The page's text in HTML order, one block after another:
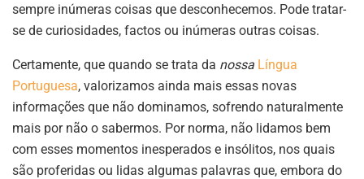
sempre inúmeras coisas que desconhecemos. Pode tratar-
se de curiosidades, factos ou inúmeras outras coisas.
Certamente, que quando se trata da nossa Língua
Portuguesa, valorizamos ainda mais essas novas
informações que não dominamos, sofrendo naturalmente
mais por não o sabermos. Por norma, não lidamos bem
com esses momentos inesperados e insólitos, nos quais
são proferidas ou lidas algumas palavras que, embora do